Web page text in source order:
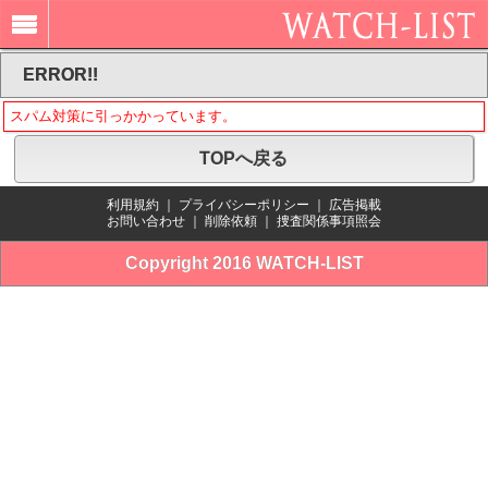
ERROR!!
スパム対策に引っかかっています。
TOPへ戻る
利用規約 プライバシーポリシー
広告掲載
お問い合わせ
削除依頼 捜査関係事項照会
Copyright 2016 WATCH-LIST